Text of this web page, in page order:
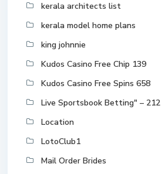
kerala architects list
kerala model home plans
king johnnie
Kudos Casino Free Chip 139
Kudos Casino Free Spins 658
Live Sportsbook Betting" – 212
Location
LotoClub1
Mail Order Brides